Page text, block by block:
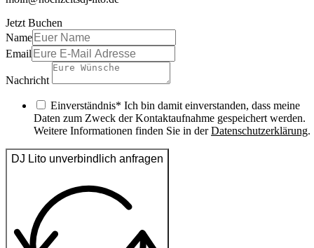
Jetzt Buchen
Name
Email
Nachricht
Einverständnis* Ich bin damit einverstanden, dass meine
Daten zum Zweck der Kontaktaufnahme gespeichert werden.
Weitere Informationen finden Sie in derDatenschutzerklärung.
DJ Lito unverbindlich anfragen